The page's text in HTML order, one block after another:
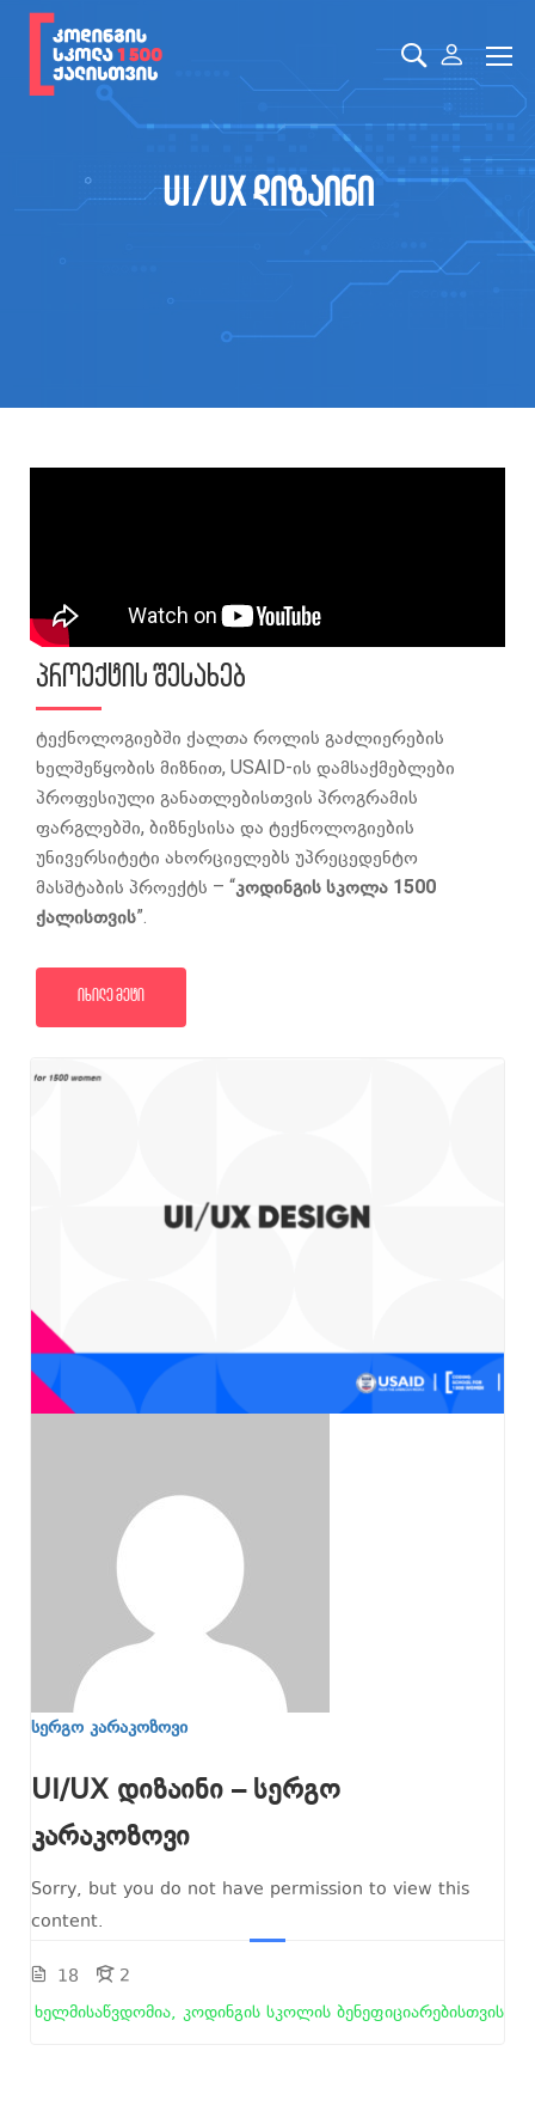
UI/UX დიზაინი
პროექტის შესახებ
ტექნოლოგიებში ქალთა როლის გაძლიერების
ხელშეწყობის მიზნით, USAID-ის დამსაქმებლები
პროფესიული განათლებისთვის პროგრამის
ფარგლებში, ბიზნესისა და ტექნოლოგიების
უნივერსიტეტი ახორციელებს უპრეცედენტო
მასშტაბის პროექტს – “კოდინგის სკოლა 1500
ქალისთვის”.
ᲘᲮᲘᲚᲔ ᲛᲔᲢᲘ
სერგო კარაკოზოვი
UI/UX დიზაინი – სერგო
კარაკოზოვი
Sorry, but you do not have permission to view this
content.
18
2
ხელმისაწვდომია, კოდინგის სკოლის ბენეფიციარებისთვის